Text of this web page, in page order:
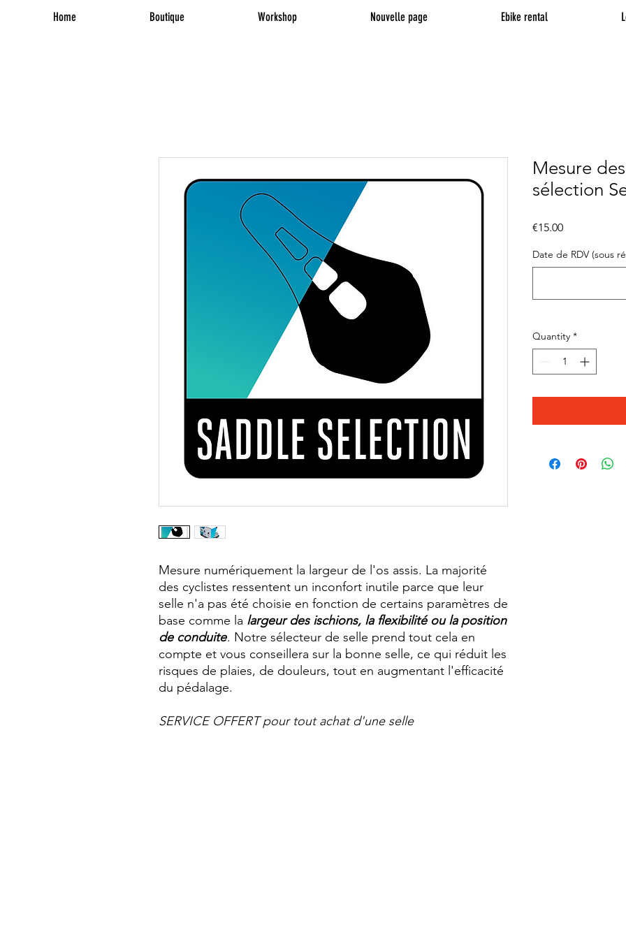
Home Boutique Workshop Nouvelle page Ebike rental
Mesure numériquement la largeur de l'os assis. La majorité
des cyclistes ressentent un inconfort inutile parce que leur
selle n'a pas été choisie en fonction de certains paramètres de
base comme la largeur des ischions, la flexibilité ou la position
de conduite. Notre sélecteur de selle prend tout cela en
compte et vous conseillera sur la bonne selle, ce qui réduit les
risques de plaies, de douleurs, tout en augmentant l'efficacité
du pédalage.
SERVICE OFFERT pour tout achat d'une selle
Mesure
sélection
€15.00Price
Date de RDV (sous
Quantity *